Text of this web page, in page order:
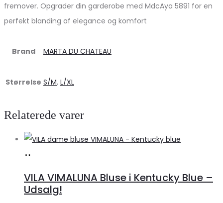
fremover. Opgrader din garderobe med MdcAya 5891 for en
perfekt blanding af elegance og komfort
Brand MARTA DU CHATEAU
Størrelse S/M, L/XL
Relaterede varer
Klædeskabet.dk
VILA VIMALUNA Bluse i Kentucky Blue –
Udsalg!